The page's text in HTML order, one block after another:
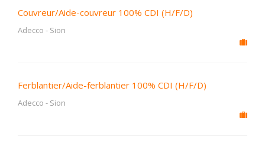
Couvreur/Aide-couvreur 100% CDI (H/F/D)
Adecco - Sion
Ferblantier/Aide-ferblantier 100% CDI (H/F/D)
Adecco - Sion